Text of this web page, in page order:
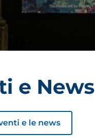
e News
e le news